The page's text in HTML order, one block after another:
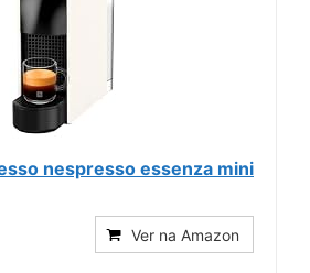
nespresso essenza mini
Ver na Amazon